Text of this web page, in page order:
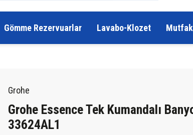
Gömme Rezervuarlar Lavabo-Klozet
Grohe
Grohe Essence Tek Kumandalı
33624AL1